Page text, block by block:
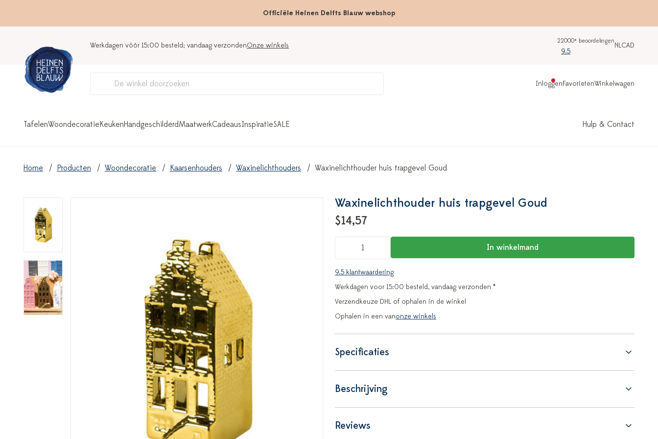
Officiële Heinen Delfts Blauw webshop
Werkdagen vóór 15:00 besteld; vandaag verzondenOnze winkels
22000+ beoordelingen
9.5
NLCAD
InloggenFavorietenWinkelwagen
TafelenWoondecoratieKeukenHandgeschilderdMaatwerkCadeausInspiratieSALE Hulp & Contact
Home Producten Woondecoratie Kaarsenhouders Waxinelichthouders Waxinelichthouder huis trapgevel Goud
Waxinelichthouder huis trapgevel Goud
$14,57
In winkelmand
9.5 klantwaardering
Werkdagen voor 15:00 besteld, vandaag verzonden *
Verzendkeuze DHL of ophalen in de winkel
Ophalen in een vanonze winkels
Specificaties
Beschrijving
Reviews